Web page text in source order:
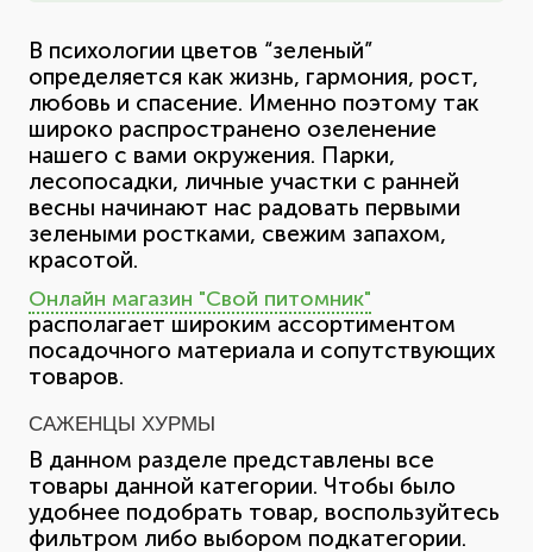
В психологии цветов “зеленый”
определяется как жизнь, гармония, рост,
любовь и спасение. Именно поэтому так
широко распространено озеленение
нашего с вами окружения. Парки,
лесопосадки, личные участки с ранней
весны начинают нас радовать первыми
зелеными ростками, свежим запахом,
красотой.
Онлайн магазин "Свой питомник"
располагает широким ассортиментом
посадочного материала и сопутствующих
товаров.
САЖЕНЦЫ ХУРМЫ
В данном разделе представлены все
товары данной категории. Чтобы было
удобнее подобрать товар, воспользуйтесь
фильтром либо выбором подкатегории.